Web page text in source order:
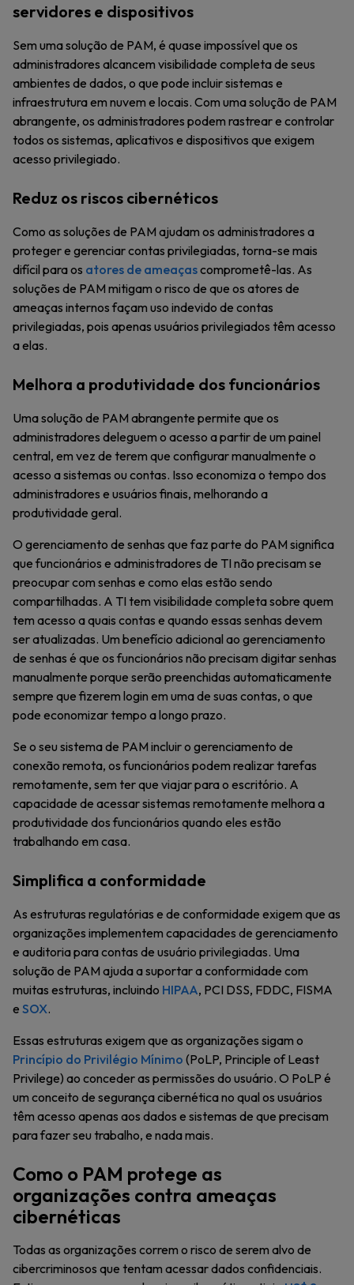
servidores e dispositivos
Sem uma solução de PAM, é quase impossível que os
administradores alcancem visibilidade completa de seus
ambientes de dados, o que pode incluir sistemas e
infraestrutura em nuvem e locais. Com uma solução de PAM
abrangente, os administradores podem rastrear e controlar
todos os sistemas, aplicativos e dispositivos que exigem
acesso privilegiado.
Reduz os riscos cibernéticos
Como as soluções de PAM ajudam os administradores a
proteger e gerenciar contas privilegiadas, torna-se mais
difícil para os atores de ameaçascomprometê-las. As
soluções de PAM mitigam o risco de que os atores de
ameaças internos façam uso indevido de contas
privilegiadas, pois apenas usuários privilegiados têm acesso
a elas.
Melhora a produtividade dos funcionários
Uma solução de PAM abrangente permite que os
administradores deleguem o acesso a partir de um painel
central, em vez de terem que configurar manualmente o
acesso a sistemas ou contas. Isso economiza o tempo dos
administradores e usuários finais, melhorando a
produtividade geral.
O gerenciamento de senhas que faz parte do PAM significa
que funcionários e administradores de TI não precisam se
preocupar com senhas e como elas estão sendo
compartilhadas. A TI tem visibilidade completa sobre quem
tem acesso a quais contas e quando essas senhas devem
ser atualizadas. Um benefício adicional ao gerenciamento
de senhas é que os funcionários não precisam digitar senhas
manualmente porque serão preenchidas automaticamente
sempre que fizerem login em uma de suas contas, o que
pode economizar tempo a longo prazo.
Se o seu sistema de PAM incluir o gerenciamento de
conexão remota, os funcionários podem realizar tarefas
remotamente, sem ter que viajar para o escritório. A
capacidade de acessar sistemas remotamente melhora a
produtividade dos funcionários quando eles estão
trabalhando em casa.
Simplifica a conformidade
As estruturas regulatórias e de conformidade exigem que as
organizações implementem capacidades de gerenciamento
e auditoria para contas de usuário privilegiadas. Uma
solução de PAM ajuda a suportar a conformidade com
muitas estruturas, incluindo HIPAA, PCI DSS, FDDC, FISMA
e SOX.
Essas estruturas exigem que as organizações sigam o
Princípio do Privilégio Mínimo (PoLP, Principle of Least
Privilege) ao conceder as permissões do usuário. O PoLP é
um conceito de segurança cibernética no qual os usuários
têm acesso apenas aos dados e sistemas de que precisam
para fazer seu trabalho, e nada mais.
Como o PAM protege as
organizações contra ameaças
cibernéticas
Todas as organizações correm o risco de serem alvo de
cibercriminosos que tentam acessar dados confidenciais.